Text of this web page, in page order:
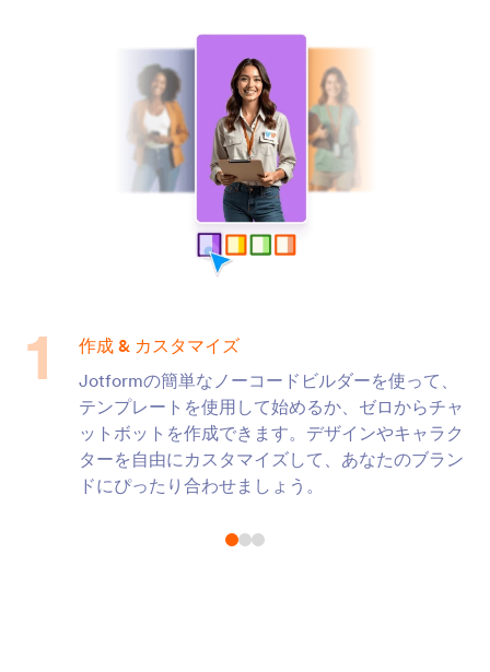
作成 & カスタマイズ
Jotformの簡単なノーコードビルダーを使って、
テンプレートを使用して始めるか、ゼロからチャ
ットボットを作成できます。デザインやキャラク
ターを自由にカスタマイズして、あなたのブラン
ドにぴったり合わせましょう。